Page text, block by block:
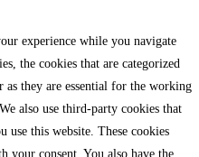
experience while you navigate
the cookies that are categorized
as they are essential for the working
also use third-party cookies that
use this website. These cookies
consent. You also have the